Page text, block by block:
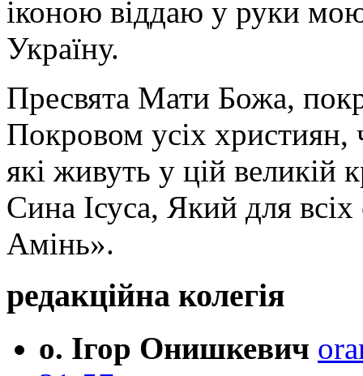
іконою віддаю у руки
Україну.
Пресвята Мати Божа,
Покровом усіх християн,
які живуть у цій великій
Сина Ісуса, Який для
Амінь».
редакційна колегія
о. Ігор Онишкевич